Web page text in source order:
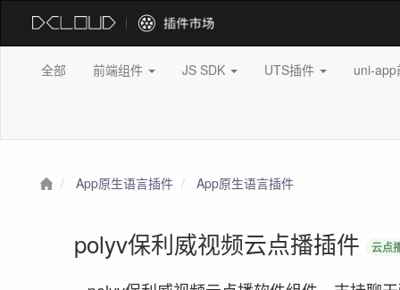
全部 前端组件 JS SDK UTS插件 uni-
App原生语言插件 App原生语言插件
polyv保利威视频云点播插件 云点